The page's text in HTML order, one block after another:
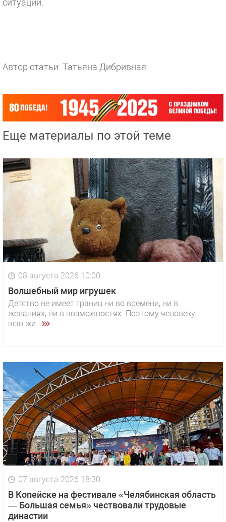
ситуации.
Автор статьи: Татьяна Дибривная
Еще материалы по этой теме
08 августа 2026 10:00
Волшебный мир игрушек
Детство не имеет границ ни во времени, ни в
желаниях, ни в возможностях. Поэтому человеку
всю жи...
07 августа 2026 18:30
В Копейске на фестивале «Челябинская область
— Большая семья» чествовали трудовые
династии